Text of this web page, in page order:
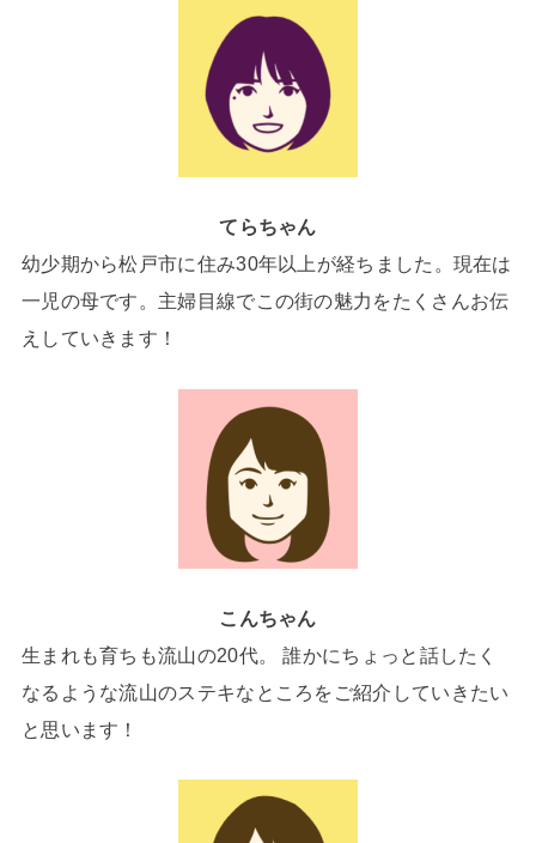
てらちゃん
幼少期から松戸市に住み30年以上が経ちました。現在は
一児の母です。主婦目線でこの街の魅力をたくさんお伝
えしていきます！
こんちゃん
生まれも育ちも流山の20代。 誰かにちょっと話したく
なるような流山のステキなところをご紹介していきたい
と思います！